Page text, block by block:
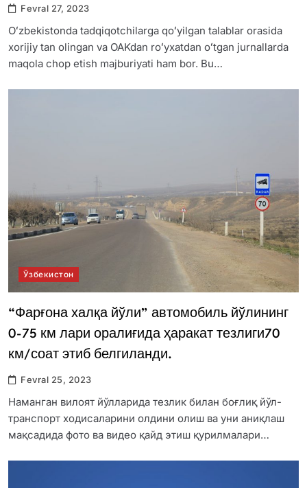
Fevral 27, 2023
Oʻzbekistonda tadqiqotchilarga qoʻyilgan talablar orasida
xorijiy tan olingan va OAKdan roʻyxatdan oʻtgan jurnallarda
maqola chop etish majburiyati ham bor. Bu…
Ўзбекистон
“Фарғона халқа йўли” автомобиль йўлининг
0-75 км лари оралиғида ҳаракат тезлиги70
км/соат этиб белгиланди.
Fevral 25, 2023
Наманган вилоят йўлларида тезлик билан боғлиқ йўл-
транспорт ходисаларини олдини олиш ва уни аниқлаш
мақсадида фото ва видео қайд этиш қурилмалари…